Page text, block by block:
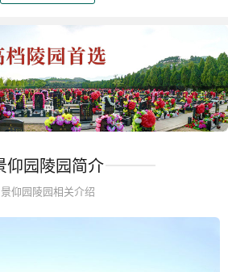
仰园陵园简介
景仰园陵园相关介绍